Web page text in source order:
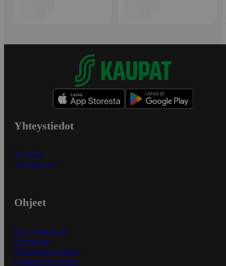
Yhteystiedot
Myymälät
Asiakaspalvelu
Ohjeet
Ensitilaajan ohjeet
Näin maksat
Näin tilaat ja muokkaat
Kaikki ohjeet ja vinkit